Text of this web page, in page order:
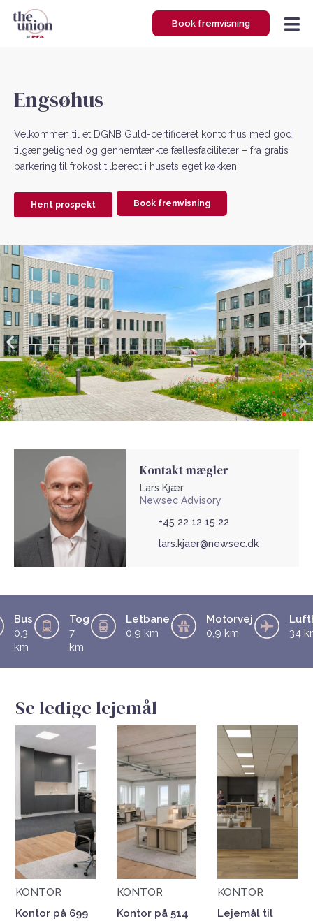
Book fremvisning
Engsøhus
Velkommen til et DGNB Guld-certificeret kontorhus med god
tilgængelighed og gennemtænkte fællesfaciliteter – fra gratis
parkering til frokost tilberedt i husets eget køkken.
Hent prospekt Book fremvisning
Kontakt mægler
Lars Kjær
Newsec Advisory
+45 22 12 15 22
lars.kjaer@newsec.dk
Bus
0,3
km
Tog
7
km
Letbane
0,9 km
Motorvej
0,9 km
34
Se ledige lejemål
KONTOR
Kontor på 699
KONTOR
Kontor på 514
KONTOR
Lejemål til